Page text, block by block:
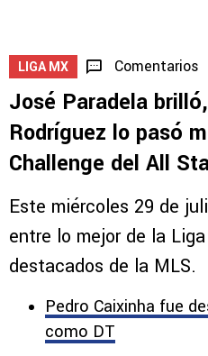
LIGA MX Comentarios
José Paradela
Rodríguez lo pasó
Challenge del All
Este miércoles 29 de
entre lo mejor de la
destacados de la MLS.
Pedro Caixinha fue
como DT